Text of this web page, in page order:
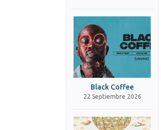
Black Coffee
22 Septiembre 2026